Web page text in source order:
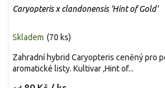
Caryopteris x clandonensis 'Hint of Gold'
Skladem (70 ks)
Zahradní hybrid Caryopteris ceněný pro
aromatické listy. Kultivar ‚Hint of...